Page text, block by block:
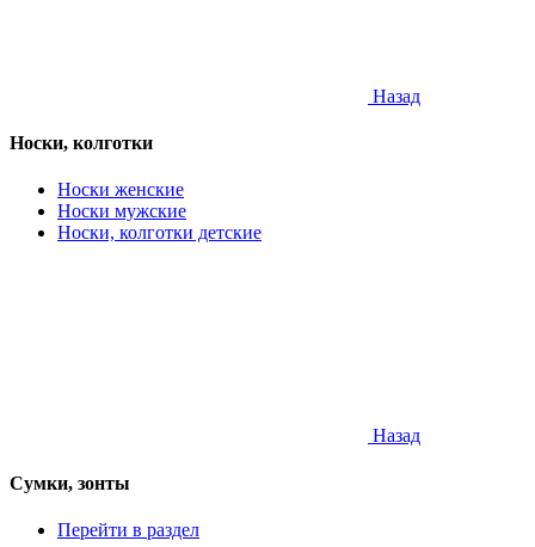
Назад
Носки, колготки
Носки женские
Носки мужские
Носки, колготки детские
Назад
Сумки, зонты
Перейти в раздел